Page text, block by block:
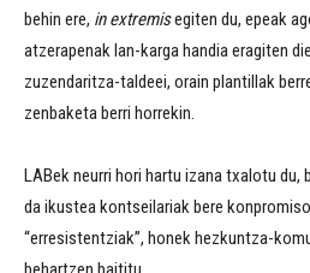
behin ere, in extremisegiten du, epeak
atzerapenak lan-karga handia eragiten
zuzendaritza-taldeei, orain plantillak
zenbaketa berri horrekin.
LABek neurri hori hartu izana txalotu du,
da ikustea kontseilariak bere
“erresistentziak”, honek hezkuntza-